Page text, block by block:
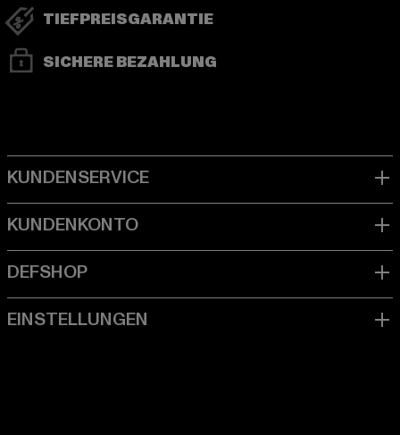
TIEFPREISGARANTIE
SICHERE BEZAHLUNG